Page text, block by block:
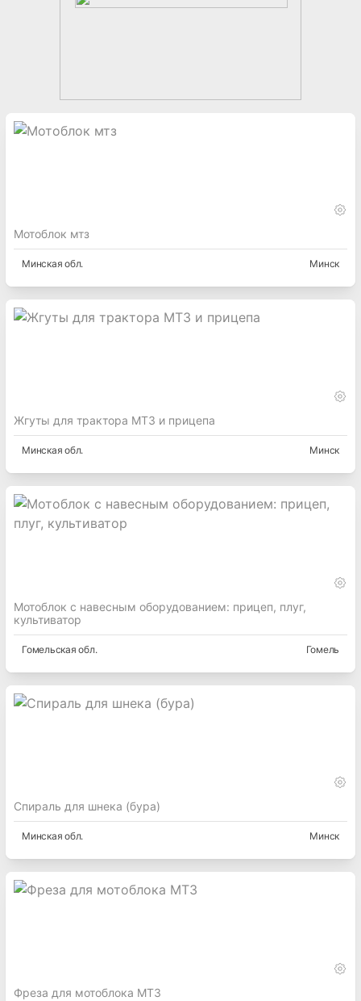
Мотоблок мтз
Минская обл. Минск
Жгуты для трактора МТЗ и прицепа
Минская обл. Минск
Мотоблок с навесным оборудованием: прицеп, плуг,
культиватор
Гомельская обл. Гомель
Спираль для шнека (бура)
Минская обл. Минск
Фреза для мотоблока МТЗ